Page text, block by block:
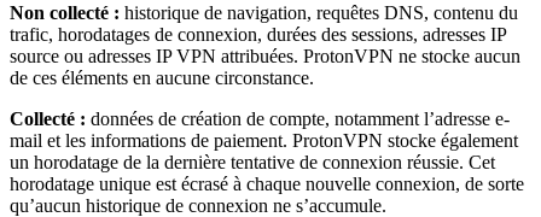
Non collecté : historique de navigation, requêtes DNS, contenu du
trafic, horodatages de connexion, durées des sessions, adresses IP
source ou adresses IP VPN attribuées. ProtonVPN ne stocke aucun
de ces éléments en aucune circonstance.
Collecté : données de création de compte, notamment l’adresse e-
mail et les informations de paiement. ProtonVPN stocke également
un horodatage de la dernière tentative de connexion réussie. Cet
horodatage unique est écrasé à chaque nouvelle connexion, de sorte
qu’aucun historique de connexion ne s’accumule.